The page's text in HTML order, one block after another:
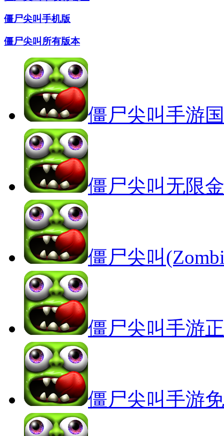
僵尸尖叫手机版
僵尸尖叫所有版本
僵尸尖叫手游
僵尸尖叫无限
僵尸尖叫
僵尸尖叫手游
僵尸尖叫手游